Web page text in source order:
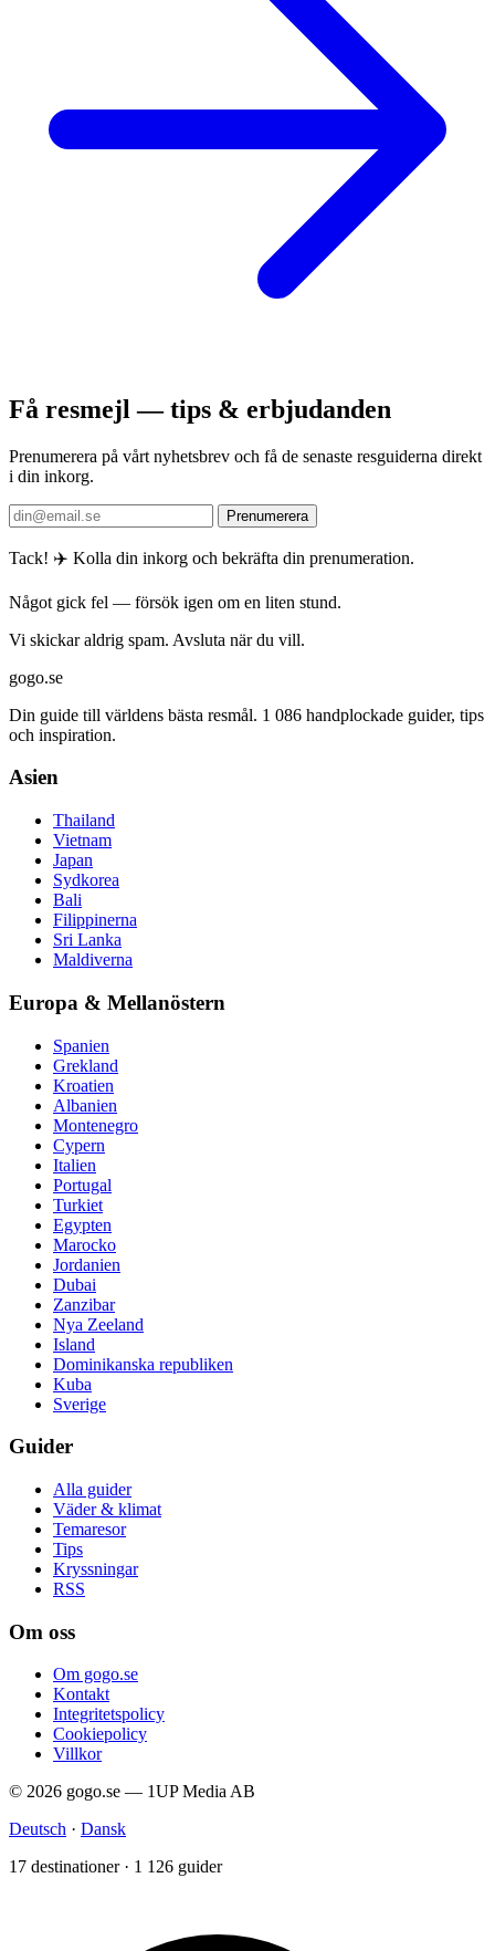
Få resmejl — tips & erbjudanden
Prenumerera på vårt nyhetsbrev och få de senaste resguiderna direkt
i din inkorg.
Prenumerera
Tack! ✈️ Kolla din inkorg och bekräfta din prenumeration.
Något gick fel — försök igen om en liten stund.
Vi skickar aldrig spam. Avsluta när du vill.
gogo.se
Din guide till världens bästa resmål. 1 086 handplockade guider, tips
och inspiration.
Asien
Thailand
Vietnam
Japan
Sydkorea
Bali
Filippinerna
Sri Lanka
Maldiverna
Europa & Mellanöstern
Spanien
Grekland
Kroatien
Albanien
Montenegro
Cypern
Italien
Portugal
Turkiet
Egypten
Marocko
Jordanien
Dubai
Zanzibar
Nya Zeeland
Island
Dominikanska republiken
Kuba
Sverige
Guider
Alla guider
Väder & klimat
Temaresor
Tips
Kryssningar
RSS
Om oss
Om gogo.se
Kontakt
Integritetspolicy
Cookiepolicy
Villkor
© 2026 gogo.se — 1UP Media AB
Deutsch · Dansk
17 destinationer · 1 126 guider